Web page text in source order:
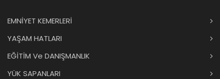
EMNİYET KEMERLERİ
YAŞAM HATLARI
EĞİTİM Ve DANIŞMANLIK
YÜK SAPANLARI